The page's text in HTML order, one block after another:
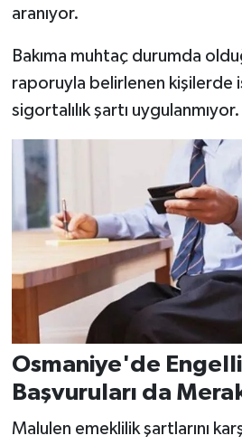
aranıyor.
Bakıma muhtaç durumda
raporuyla belirlenen kişilerde
sigortalılık şartı uygulanmıyor.
Osmaniye'de
Başvuruları da
Malulen emeklilik şartlarını